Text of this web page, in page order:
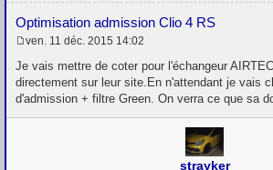
Optimisation admission Clio 4 RS
e
s
a
g
ven. 11 déc. 2015 14:02
Je vais mettre de coter pour l'échangeur
directement sur leur site.En n'attendant je vais
d'admission + filtre Green. On verra ce que sa
strayker